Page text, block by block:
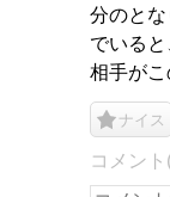
分のと
でいる
相手がこ
ナイス
コメント